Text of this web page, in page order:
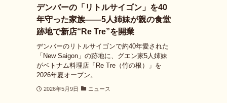
デンバーの「リトルサイゴン」を40
年守った家族――5人姉妹が親の食堂
跡地で新店“Re Tre”を開業
デンバーのリトルサイゴンで約40年愛された
「New Saigon」の跡地に、グエン家5人姉妹
がベトナム料理店「Re Tre（竹の根）」を
2026年夏オープン。
2026年5月9日 ニュース